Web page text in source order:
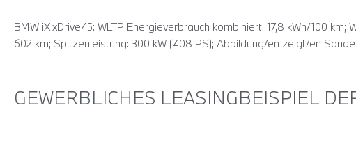
BMW iX xDrive45: WLTP Energieverbrauch kombiniert: 17,8 kWh/100
602 km; Spitzenleistung: 300 kW (408 PS); Abbildung/en zeigt/en
GEWERBLICHES LEASINGBEISPIEL